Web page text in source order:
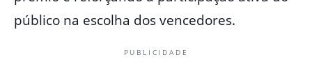
público na escolha dos vencedores.
PUBLICIDADE